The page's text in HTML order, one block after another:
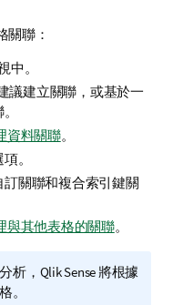
關聯：
中。
議建立關聯，或基於一
資料關聯。
。
關聯和複合索引鍵關
與其他表格的關聯。
析， Qlik Sense將根據
。